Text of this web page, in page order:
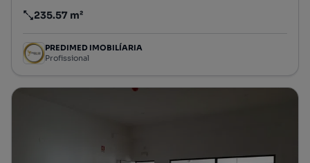
Preço por metro quadrado
235.57 m²
PREDIMED IMOBILÍARIA
Profissional